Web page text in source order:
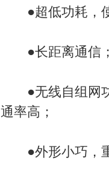
●超低功耗，
●长距离通信
●无线自组网功
通率高；
●外形小巧，重